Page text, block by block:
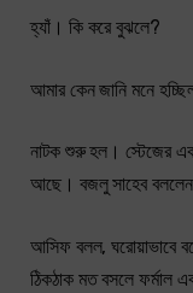
হ্যাঁ। কি করে বুঝলে?
আমার কেন জানি মনে
নাটক শুরু হল। স্টেজের এক
আছে। বজলু সাহেব
আসিফ বলল, ঘরোয়াভাবে
ঠিকঠাক মত বসলে ফর্মাল